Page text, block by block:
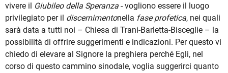
vivere il Giubileo della Speranza - vogliono essere il luogo
privilegiato per il discernimentonella fase profetica, nei quali
sarà data a tutti noi – Chiesa di Trani-Barletta-Bisceglie – la
possibilità di offrire suggerimenti e indicazioni. Per questo vi
chiedo di elevare al Signore la preghiera perché Egli, nel
corso di questo cammino sinodale, voglia suggerirci quanto